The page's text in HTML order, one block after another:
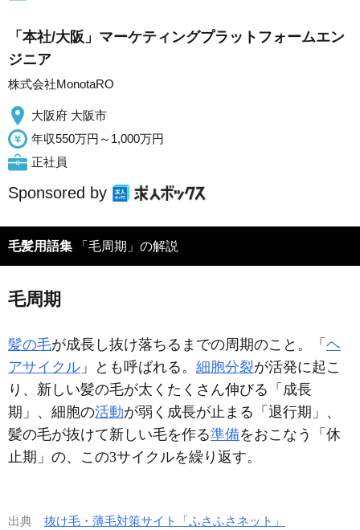
「本社/大阪」マーケティングプラットフォームエン
ジニア
株式会社MonotaRO
大阪府 大阪市
年収550万円～1,000万円
正社員
Sponsored by
毛髪用語集 「毛周期」の解説
毛周期
髪の毛が成長し抜け落ちるまでの周期のこと。「 ヘ
アサイクル 」とも呼ばれる。 細胞分裂が活発に起こ
り、新しい髪の毛が太くたくさん伸びる「成長
期」、細胞の活動が弱く成長が止まる「退行期」、
髪の毛が抜けて新しい毛を作る準備をおこなう「休
止期」の、この3サイクルを繰り返す。
出典 抜け毛・薄毛対策サイト「ふさふさネット」